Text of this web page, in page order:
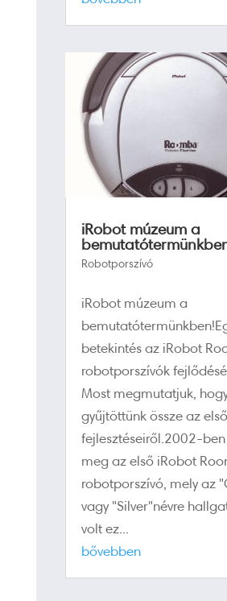
iRobot múzeum a
Robotporszívó
iRobot múzeum a
betekintés az iRobot
robotporszívók
Most megmutatjuk,
gyűjtöttünk össze az
fejlesztéseiről.2002-
meg az első iRobot
robotporszívó, mely az
vagy "Silver"névre
volt ez...
bővebben